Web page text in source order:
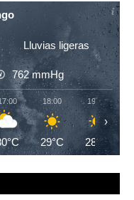
Lluvias ligeras
762mmHg
18:00
29°C
19:00
28°C
›